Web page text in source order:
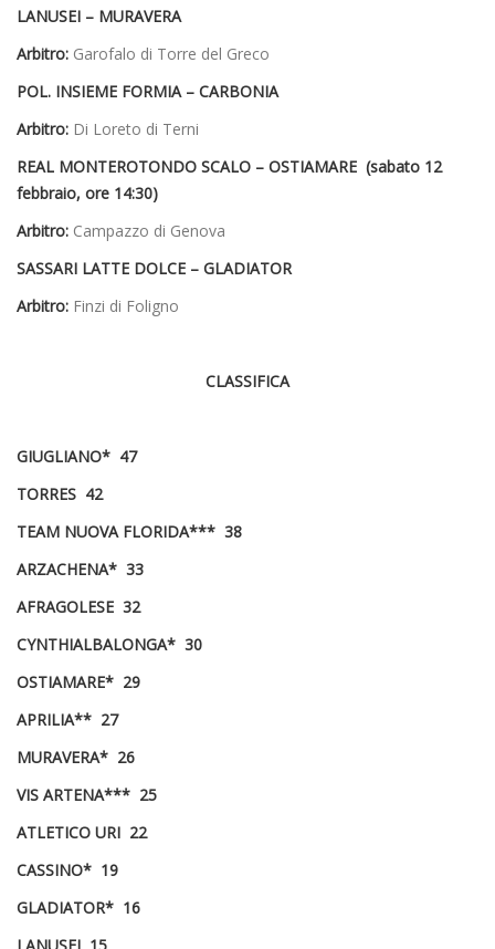
LANUSEI – MURAVERA
Arbitro: Garofalo di Torre del Greco
POL. INSIEME FORMIA – CARBONIA
Arbitro: Di Loreto di Terni
REAL MONTEROTONDO SCALO – OSTIAMARE (sabato 12
febbraio, ore 14:30)
Arbitro: Campazzo di Genova
SASSARI LATTE DOLCE – GLADIATOR
Arbitro: Finzi di Foligno
CLASSIFICA
GIUGLIANO* 47
TORRES 42
TEAM NUOVA FLORIDA*** 38
ARZACHENA* 33
AFRAGOLESE 32
CYNTHIALBALONGA* 30
OSTIAMARE* 29
APRILIA** 27
MURAVERA* 26
VIS ARTENA*** 25
ATLETICO URI 22
CASSINO* 19
GLADIATOR* 16